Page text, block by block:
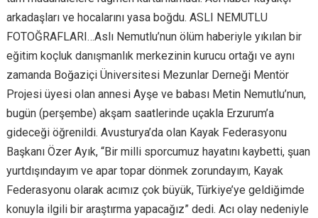
arkadaşları ve hocalarını yasa boğdu. ASLI NEMUTLU
FOTOĞRAFLARI…Aslı Nemutlu’nun ölüm haberiyle yıkılan bir
eğitim koçluk danışmanlık merkezinin kurucu ortağı ve aynı
zamanda Boğaziçi Üniversitesi Mezunlar Derneği Mentör
Projesi üyesi olan annesi Ayşe ve babası Metin Nemutlu’nun,
bugün (perşembe) akşam saatlerinde uçakla Erzurum’a
gideceği öğrenildi. Avusturya’da olan Kayak Federasyonu
Başkanı Özer Ayık, “Bir milli sporcumuz hayatını kaybetti, şuan
yurtdışındayım ve apar topar dönmek zorundayım, Kayak
Federasyonu olarak acımız çok büyük, Türkiye’ye geldiğimde
konuyla ilgili bir araştırma yapacağız” dedi. Acı olay nedeniyle